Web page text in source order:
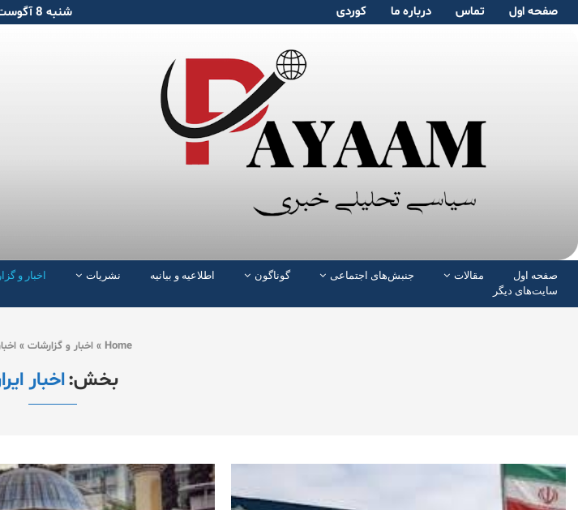
صفحە اول تماس دربارە ما کوردی شنبه 8 آگوست 2026
صفحە اول مقالات جنبش‌های اجتماعی گوناگون اطلاعیه و بیانیه نشریات اخبار و
سایت‌های دیگر
Home
» اخبار و گزارشات »
بخش:اخبار